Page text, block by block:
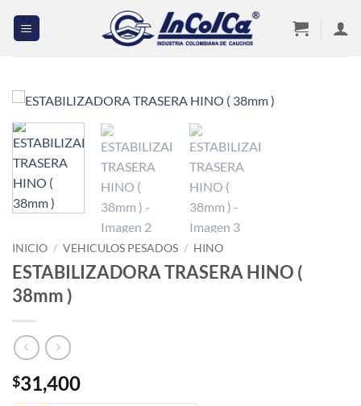
INICIO / VEHICULOS PESADOS / HINO
ESTABILIZADORA TRASERA HINO (
38mm )
$31,400